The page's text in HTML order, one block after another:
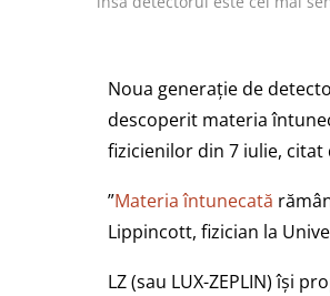
Noua generație de
descoperit materia
fizicienilor din 7 iulie, citat
”Materia întunecată
Lippincott, fizician la
LZ (sau LUX-ZEPLIN) își